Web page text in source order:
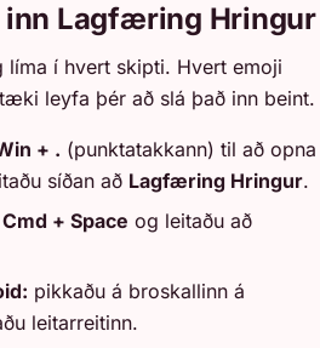
inn Lagfæring Hringur
í hvert skipti. Hvert emoji
leyfa þér að slá það inn beint.
+ . (punktatakkann) til að opna
síðan að Lagfæring Hringur.
+ Space og leitaðu að
pikkaðu á broskallinn á
leitarreitinn.